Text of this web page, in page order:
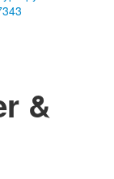
&